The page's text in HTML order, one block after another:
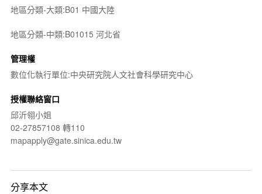
地區分類-大類:B01 中國大陸
地區分類-中類:B01015 河北省
管理權
數位化執行單位:中央研究院人文社會科學研究中心
授權聯絡窗口
邱沂翎小姐
02-27857108 轉110
mapapply@gate.sinica.edu.tw
分享本文